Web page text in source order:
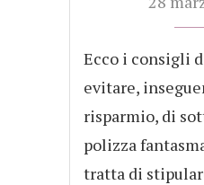
Ecco i consigli
evitare,
risparmio, di
polizza
tratta di